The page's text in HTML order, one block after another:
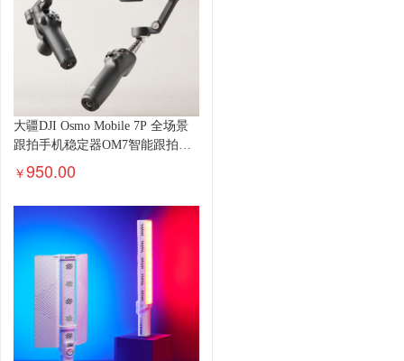
大疆DJI Osmo Mobile 7P 全场景
跟拍手机稳定器OM7智能跟拍直
播vlog手持自拍杆拍摄神器
￥950.00